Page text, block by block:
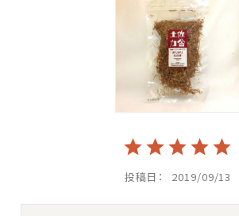
投稿日 2019/09/13